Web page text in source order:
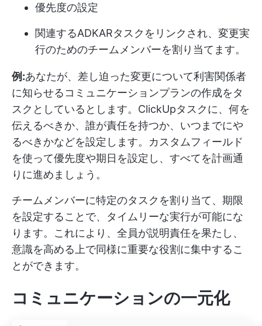
優先度の設定
関連するADKARタスクをリンクされ、変更実
行のためのチームメンバーを割り当てます。
例:あなたが、差し迫った変更について利害関係者
に知らせるコミュニケーションプランの作成をタ
スクとしているとします。ClickUpタスクに、何を
伝えるべきか、誰が責任を持つか、いつまでにや
るべきかなどを設定します。カスタムフィールド
を使って優先度や期日を設定し、すべてを計画通
りに進めましょう。
チームメンバーに特定のタスクを割り当て、期限
を設定することで、タイムリーな実行が可能にな
ります。これにより、全員が説明責任を果たし、
意識を高める上で同様に重要な役割に集中するこ
とができます。
コミュニケーションの一元化